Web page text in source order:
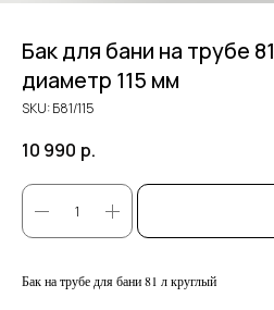
Бак для бани на трубе
диаметр 115 мм
SKU:Б81/115
10 990 р.
Бак на трубе для бани 81 л круглый